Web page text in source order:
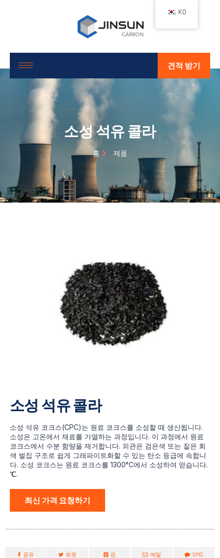
견적 받기
소성 석유 콜라
홈 제품
소성 석유 콜라
소성 석유 코크스(CPC)는 원료 코크스를 소성할 때 생산됩니다.
소성은 고온에서 재료를 가열하는 과정입니다. 이 과정에서 원료
코크스에서 수분 함량을 제거합니다. 외관은 검은색 또는 짙은 회
색 벌집 구조로 쉽게 그래파이트화할 수 있는 탄소 등급에 속합니
다. 소성 코크스는 원료 코크스를 1300°C에서 소성하여 얻습니다.
℃.
최신 가격 요청하기
공유 트윗 핀 메일 SMS
KO